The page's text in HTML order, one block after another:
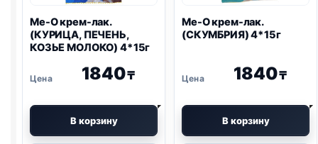
Me-O крем-лак.
(КУРИЦА, ПЕЧЕНЬ,
КОЗЬЕ МОЛОКО) 4*15г
1840₸
В корзину
Me-O крем-лак.
(СКУМБРИЯ) 4*15г
1840₸
В корзину